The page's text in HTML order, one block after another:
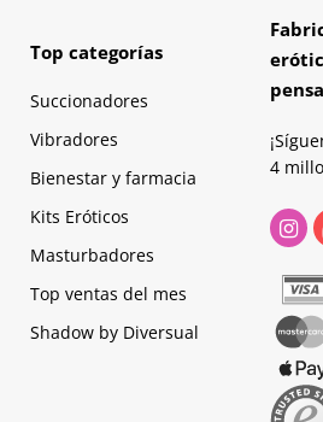
Top categorías
Succionadores
Vibradores
Bienestar y farmacia
Kits Eróticos
Masturbadores
Top ventas del mes
Shadow by Diversual
4